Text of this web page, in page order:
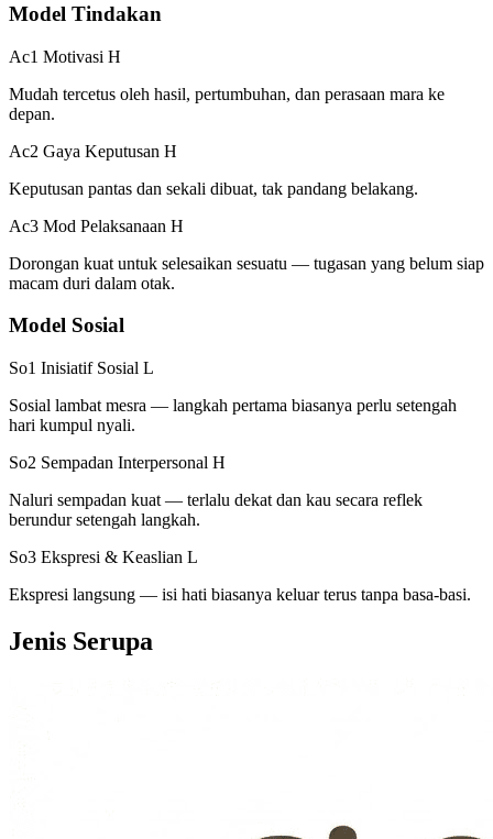
Model Tindakan
Ac1 Motivasi H
Mudah tercetus oleh hasil, pertumbuhan, dan perasaan mara ke
depan.
Ac2 Gaya Keputusan H
Keputusan pantas dan sekali dibuat, tak pandang belakang.
Ac3 Mod Pelaksanaan H
Dorongan kuat untuk selesaikan sesuatu — tugasan yang belum siap
macam duri dalam otak.
Model Sosial
So1 Inisiatif Sosial L
Sosial lambat mesra — langkah pertama biasanya perlu setengah
hari kumpul nyali.
So2 Sempadan Interpersonal H
Naluri sempadan kuat — terlalu dekat dan kau secara reflek
berundur setengah langkah.
So3 Ekspresi & Keaslian L
Ekspresi langsung — isi hati biasanya keluar terus tanpa basa-basi.
Jenis Serupa